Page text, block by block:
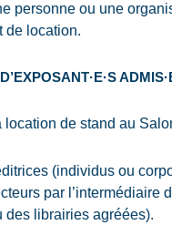
personne ou une
de location.
location de stand au
(individus ou
par l’intermédiaire
des librairies agréées).